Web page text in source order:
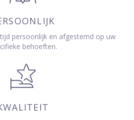
persoonlijk en afgestemd op uw
behoeften.